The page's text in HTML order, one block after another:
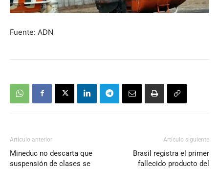
Fuente: ADN
Artículo anterior
Mineduc no descarta que
suspensión de clases se
Artículo siguiente
Brasil registra el primer
fallecido producto del